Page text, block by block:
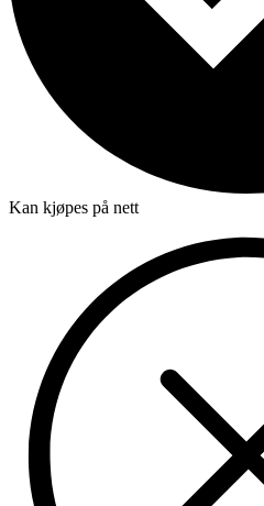
Kan kjøpes på nett